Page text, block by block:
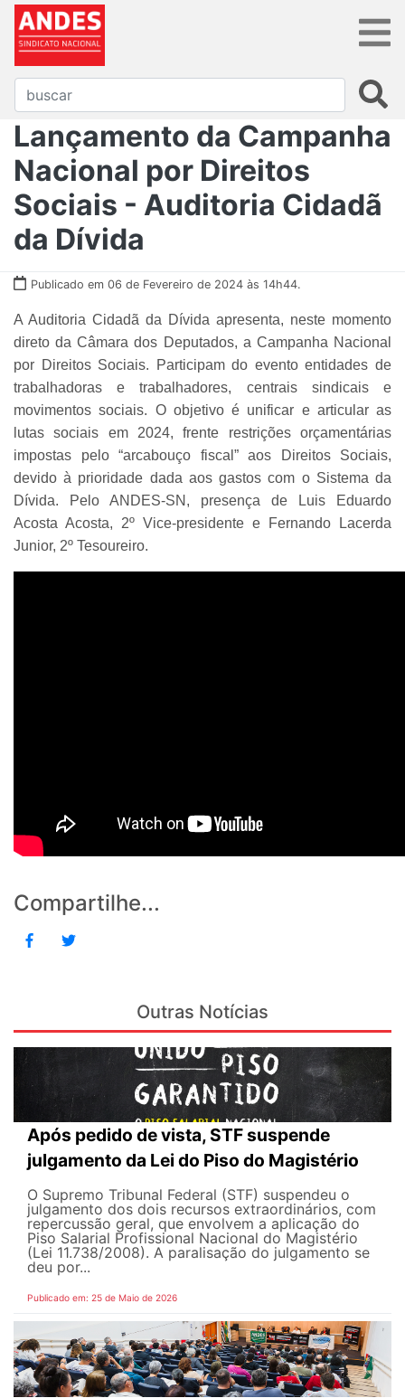
Lançamento da Campanha
Nacional por Direitos
Sociais - Auditoria Cidadã
da Dívida
Publicado em 06 de Fevereiro de 2024 às 14h44.
A Auditoria Cidadã da Dívida apresenta, neste momento
direto da Câmara dos Deputados, a Campanha Nacional
por Direitos Sociais. Participam do evento entidades de
trabalhadoras e trabalhadores, centrais sindicais e
movimentos sociais. O objetivo é unificar e articular as
lutas sociais em 2024, frente restrições orçamentárias
impostas pelo “arcabouço fiscal” aos Direitos Sociais,
devido à prioridade dada aos gastos com o Sistema da
Dívida. Pelo ANDES-SN, presença de
Luis Eduardo
Acosta Acosta, 2º Vice-presidente e Fernando Lacerda
Junior, 2º Tesoureiro.
Compartilhe...
Outras Notícias
Após pedido de vista, STF suspende
julgamento da Lei do Piso do Magistério
O Supremo Tribunal Federal (STF) suspendeu o
julgamento dos dois recursos extraordinários, com
repercussão geral, que envolvem a aplicação do
Piso Salarial Profissional Nacional do Magistério
(Lei 11.738/2008). A paralisação do julgamento se
deu por...
Publicado em: 25 de Maio de 2026